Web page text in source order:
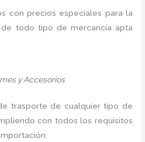
con precios especiales para la
todo tipo de mercancía apta
y Accesorios
trasporte de cualquier tipo de
con todos los requisitos